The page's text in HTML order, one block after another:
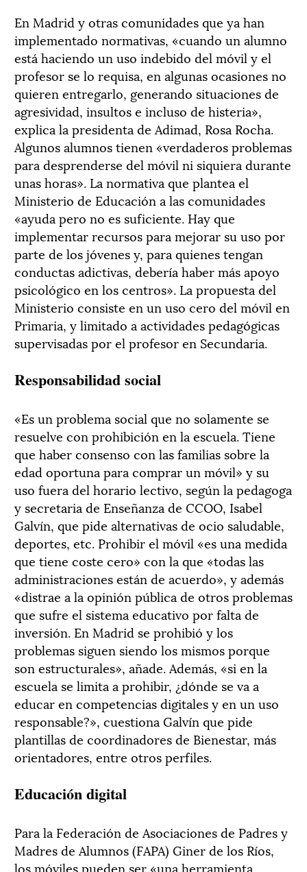
En Madrid y otras comunidades que ya han
implementado normativas, «cuando un alumno
está haciendo un uso indebido del móvil y el
profesor se lo requisa, en algunas ocasiones no
quieren entregarlo, generando situaciones de
agresividad, insultos e incluso de histeria»,
explica la presidenta de Adimad, Rosa Rocha.
Algunos alumnos tienen «verdaderos problemas
para desprenderse del móvil ni siquiera durante
unas horas». La normativa que plantea el
Ministerio de Educación a las comunidades
«ayuda pero no es suficiente. Hay que
implementar recursos para mejorar su uso por
parte de los jóvenes y, para quienes tengan
conductas adictivas, debería haber más apoyo
psicológico en los centros». La propuesta del
Ministerio consiste en un uso cero del móvil en
Primaria, y limitado a actividades pedagógicas
supervisadas por el profesor en Secundaria.
Responsabilidad social
«Es un problema social que no solamente se
resuelve con prohibición en la escuela. Tiene
que haber consenso con las familias sobre la
edad oportuna para comprar un móvil» y su
uso fuera del horario lectivo, según la pedagoga
y secretaria de Enseñanza de CCOO, Isabel
Galvín, que pide alternativas de ocio saludable,
deportes, etc. Prohibir el móvil «es una medida
que tiene coste cero» con la que «todas las
administraciones están de acuerdo», y además
«distrae a la opinión pública de otros problemas
que sufre el sistema educativo por falta de
inversión. En Madrid se prohibió y los
problemas siguen siendo los mismos porque
son estructurales», añade. Además, «si en la
escuela se limita a prohibir, ¿dónde se va a
educar en competencias digitales y en un uso
responsable?», cuestiona Galvín que pide
plantillas de coordinadores de Bienestar, más
orientadores, entre otros perfiles.
Educación digital
Para la Federación de Asociaciones de Padres y
Madres de Alumnos (FAPA) Giner de los Ríos,
los móviles pueden ser «una herramienta